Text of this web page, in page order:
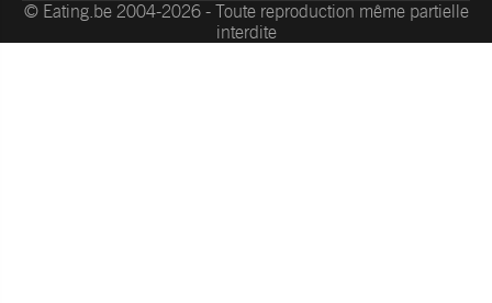
© Eating.be 2004-2026 - Toute reproduction même partielle
interdite